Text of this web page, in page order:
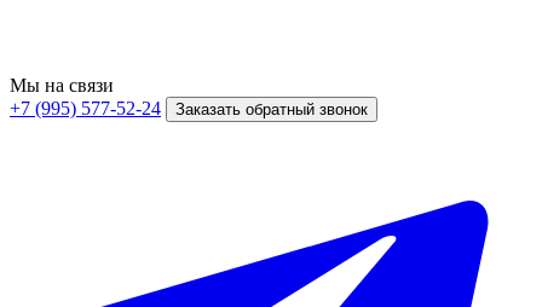
Мы на связи
+7 (995) 577-52-24
Заказать обратный звонок